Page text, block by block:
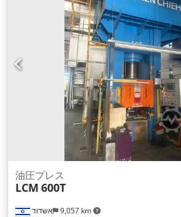
אשדוד 9,057 km
油圧プレス
LCM 600T